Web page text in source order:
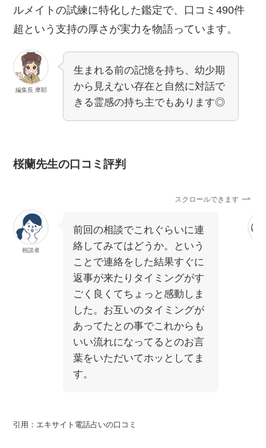
ルメイトの試練に特化した鑑定で、口コミ490件
超という支持の厚さが実力を物語っています。
編集長 摩耶
生まれる前の記憶を持ち、幼少期
から見えない存在と自然に対話で
きる霊感の持ち主でもあります◎
桜蘭先生の口コミ評判
スクロールできます
相談者
前回の相談でこれぐらいに連
絡してみてはどうか。という
ことで連絡をした結果すぐに
返事が来たりタイミングがす
ごく良くてちょっと感動しま
した。お互いのタイミングが
あってたとの事でこれからも
いい流れになってるとのお言
葉をいただいてホッとしてま
す。
引用：エキサイト電話占いの口コミ